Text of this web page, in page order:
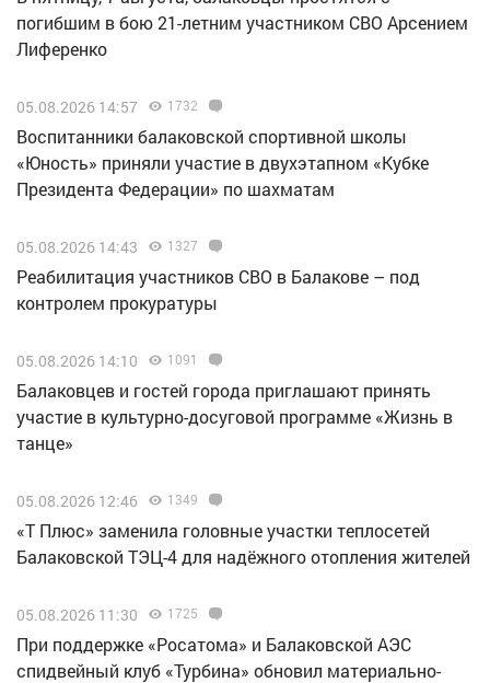
погибшим в бою 21-летним участником СВО Арсением
Лиференко
05.08.2026 14:57 1732
Воспитанники балаковской спортивной школы
«Юность» приняли участие в двухэтапном «Кубке
Президента Федерации» по шахматам
05.08.2026 14:43 1327
Реабилитация участников СВО в Балакове – под
контролем прокуратуры
05.08.2026 14:10 1091
Балаковцев и гостей города приглашают принять
участие в культурно-досуговой программе «Жизнь в
танце»
05.08.2026 12:46 1349
«Т Плюс» заменила головные участки теплосетей
Балаковской ТЭЦ-4 для надёжного отопления жителей
05.08.2026 11:30 1725
При поддержке «Росатома» и Балаковской АЭС
спидвейный клуб «Турбина» обновил материально-